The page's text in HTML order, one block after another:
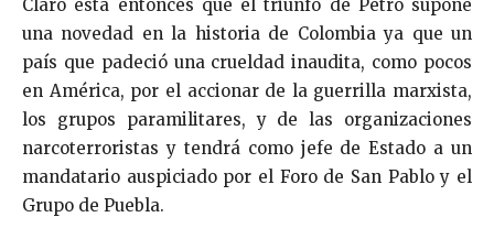
Claro está entonces que el triunfo de Petro supone
una novedad en la historia de Colombia ya que un
país que padeció una crueldad inaudita, como pocos
en América, por el accionar de la guerrilla marxista,
los grupos paramilitares, y de las organizaciones
narcoterroristas y tendrá como jefe de Estado a un
mandatario auspiciado por el Foro de San Pablo y el
Grupo de Puebla.